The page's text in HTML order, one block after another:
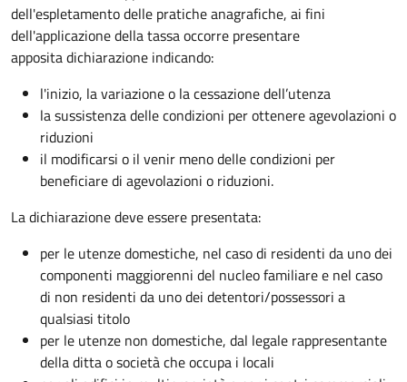
dell'espletamento delle pratiche anagrafiche, ai fini
dell'applicazione della tassa occorre presentare
apposita dichiarazione indicando:
l'inizio, la variazione o la cessazione dell’utenza
la sussistenza delle condizioni per ottenere agevolazioni o
riduzioni
il modificarsi o il venir meno delle condizioni per
beneficiare di agevolazioni o riduzioni.
La dichiarazione deve essere presentata:
per le utenze domestiche, nel caso di residenti da uno dei
componenti maggiorenni del nucleo familiare e nel caso
di non residenti da uno dei detentori/possessori a
qualsiasi titolo
per le utenze non domestiche, dal legale rappresentante
della ditta o società che occupa i locali